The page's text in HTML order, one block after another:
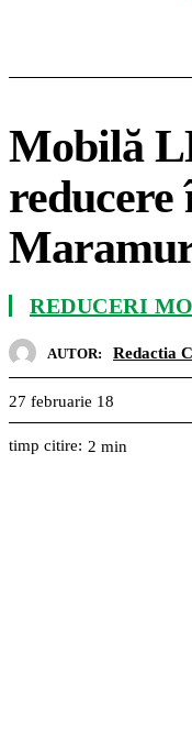
Mobilă
reducere
REDUCERI
AUTOR: Redactia
27 februarie 18
timp citire: 2 min